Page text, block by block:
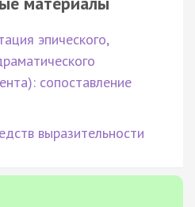
эпического,
сопоставление
выразительности